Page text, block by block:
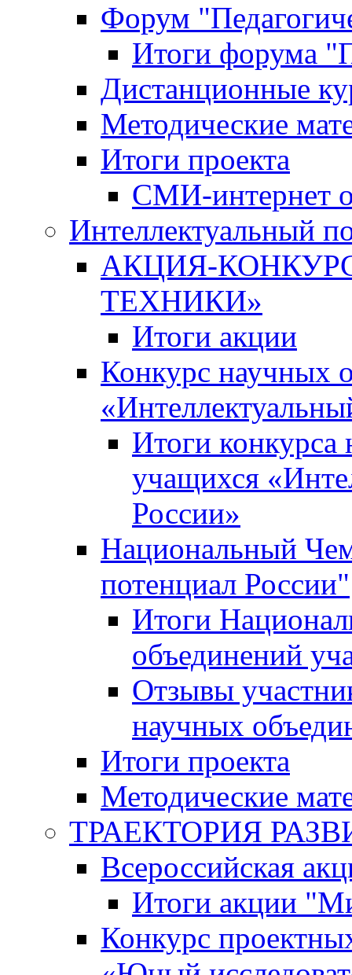
Форум
Итоги форума
Дистанционные
Методические
Итоги проекта
СМИ-интернет
Интеллектуальный
АКЦИЯ-
ТЕХНИКИ»
Итоги акции
Конкурс научных
Итоги
учащихся
России»
Национальный
потенциал России"
Итоги
объединений
Отзывы
научных
Итоги проекта
Методические
ТРАЕКТОРИЯ
Всероссийская
Итоги акции
Конкурс